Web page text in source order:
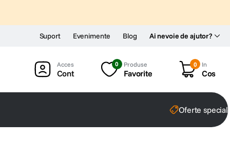
Ai nevoie de ajutor?
Suport Evenimente Blog
Cont
0 Produse
Favorite
0 In
Cos
Oferte